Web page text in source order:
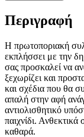
Περιγραφή
Η πρωτοποριακή
εκπλήσσει με την
σας προσκαλεί να
ξεχωρίζει και
και σχέδια που θα
απαλή στην αφή
αντιολισθητικό
παιχνίδι.
καθαρά.